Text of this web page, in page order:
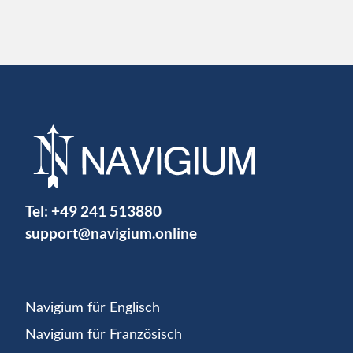
Tel: +49 241 513880
support@navigium.online
Navigium für Englisch
Navigium für Französisch